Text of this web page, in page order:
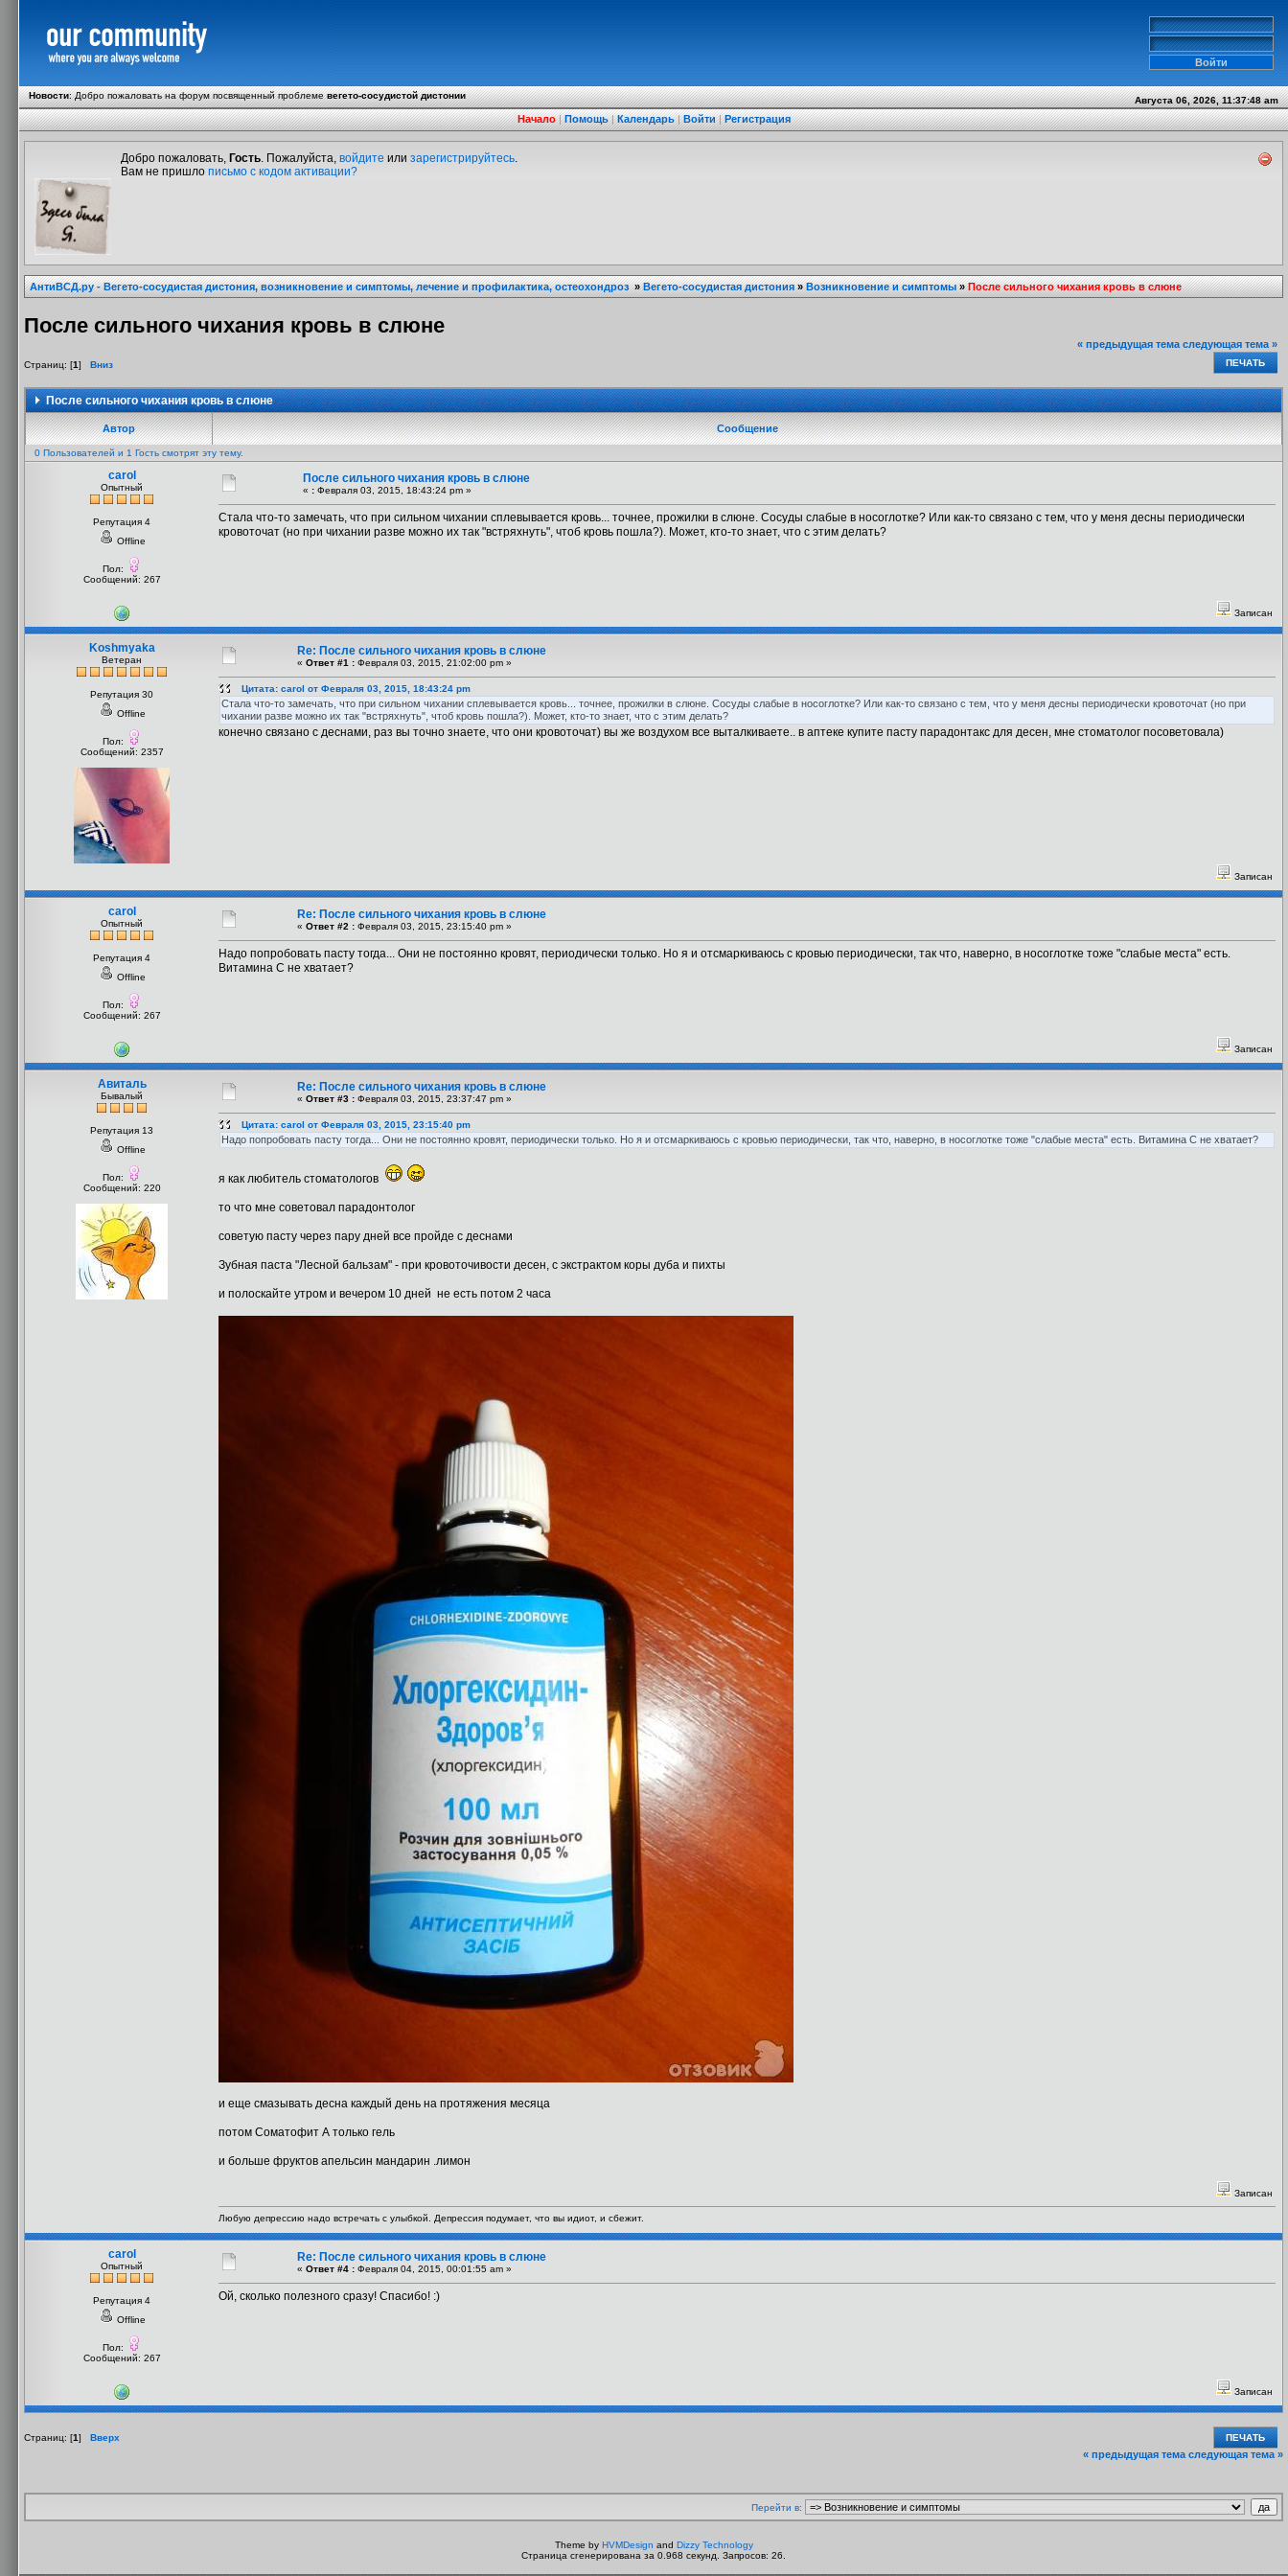
Новости:Добро пожаловать на форум посвященный проблемевегето-сосудистой дистонии Августа 06, 2026, 11:37:48 am
Начало|Помощь|Календарь|Войти|Регистрация
Добро пожаловать, Гость. Пожалуйста, войдите или зарегистрируйтесь.
Вам не пришло письмо с кодом активации?
АнтиВСД.ру - Вегето-сосудистая дистония, возникновение и симптомы, лечение и профилактика, остеохондроз»Вегето-сосудистая дистония»Возникновение и симптомы»После сильного чихания кровь в слюне
После сильного чихания кровь в слюне
Страниц: [1] Вниз
« предыдущая тема следующая тема »
ПЕЧАТЬ
После сильного чихания кровь в слюне
Автор Сообщение
0 Пользователей и 1 Гость смотрят эту тему.
carol
Опытный
Репутация 4
Offline
Пол:
Сообщений: 267
После сильного чихания кровь в слюне
« : Февраля 03, 2015, 18:43:24 pm »
Стала что-то замечать, что при сильном чихании сплевывается кровь... точнее, прожилки в слюне. Сосуды слабые в носоглотке? Или как-то связано с тем, что у меня десны периодически
кровоточат (но при чихании разве можно их так "встряхнуть", чтоб кровь пошла?). Может, кто-то знает, что с этим делать?
Записан
Koshmyaka
Ветеран
Репутация 30
Offline
Пол:
Сообщений: 2357
Re: После сильного чихания кровь в слюне
« Ответ #1 : Февраля 03, 2015, 21:02:00 pm »
Цитата: carol от Февраля 03, 2015, 18:43:24 pm
Стала что-то замечать, что при сильном чихании сплевывается кровь... точнее, прожилки в слюне. Сосуды слабые в носоглотке? Или как-то связано с тем, что у меня десны периодически кровоточат (но при
чихании разве можно их так "встряхнуть", чтоб кровь пошла?). Может, кто-то знает, что с этим делать?
конечно связано с деснами, раз вы точно знаете, что они кровоточат) вы же воздухом все выталкиваете.. в аптеке купите пасту парадонтакс для десен, мне стоматолог посоветовала)
Записан
carol
Опытный
Репутация 4
Offline
Пол:
Сообщений: 267
Re: После сильного чихания кровь в слюне
« Ответ #2 : Февраля 03, 2015, 23:15:40 pm »
Надо попробовать пасту тогда... Они не постоянно кровят, периодически только. Но я и отсмаркиваюсь с кровью периодически, так что, наверно, в носоглотке тоже "слабые места" есть.
Витамина С не хватает?
Записан
Авиталь
Бывалый
Репутация 13
Offline
Пол:
Сообщений: 220
Re: После сильного чихания кровь в слюне
« Ответ #3 : Февраля 03, 2015, 23:37:47 pm »
Цитата: carol от Февраля 03, 2015, 23:15:40 pm
Надо попробовать пасту тогда... Они не постоянно кровят, периодически только. Но я и отсмаркиваюсь с кровью периодически, так что, наверно, в носоглотке тоже "слабые места" есть. Витамина С не хватает?
я как любитель стоматологов
то что мне советовал парадонтолог
советую пасту через пару дней все пройде с деснами
Зубная паста "Лесной бальзам" - при кровоточивости десен, с экстрактом коры дуба и пихты
и полоскайте утром и вечером 10 дней не есть потом 2 часа
и еще смазывать десна каждый день на протяжения месяца
потом Соматофит А только гель
и больше фруктов апельсин мандарин .лимон
Записан
Любую депрессию надо встречать с улыбкой. Депрессия подумает, что вы идиот, и сбежит.
carol
Опытный
Репутация 4
Offline
Пол:
Сообщений: 267
Re: После сильного чихания кровь в слюне
« Ответ #4 : Февраля 04, 2015, 00:01:55 am »
Ой, сколько полезного сразу! Спасибо! :)
Записан
Страниц: [1] Вверх ПЕЧАТЬ
« предыдущая тема следующая тема »
Перейти в:
Theme by HVMDesign and Dizzy Technology
Страница сгенерирована за 0.968 секунд. Запросов: 26.